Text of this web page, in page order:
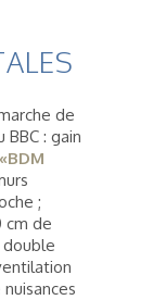
de
: gain
;
cm de